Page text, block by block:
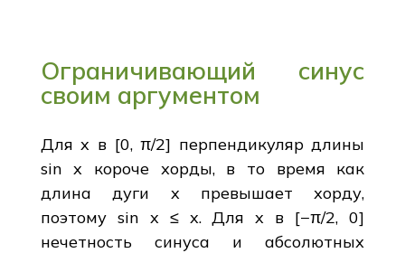
Ограничивающий синус
своим аргументом
Для x в [0, π/2] перпендикуляр длины
sin x короче хорды, в то время как
длина дуги x превышает хорду,
поэтому sin x ≤ x. Для x в [−π/2, 0]
нечетность синуса и абсолютных